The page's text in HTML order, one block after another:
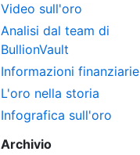
Video sull'oro
Analisi dal team di
BullionVault
Informazioni finanziarie
L'oro nella storia
Infografica sull'oro
Archivio